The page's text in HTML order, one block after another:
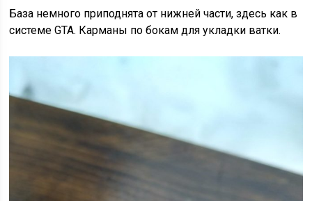
База немного приподнята от нижней части, здесь как в
системе GTA. Карманы по бокам для укладки ватки.